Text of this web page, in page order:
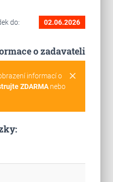
do: 02.06.2026
o zadavateli
clear
informací o
ZDARMAnebo